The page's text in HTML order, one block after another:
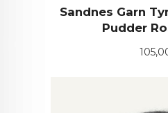
Sandnes Garn
Pudder
Pris